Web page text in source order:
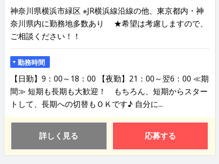
神奈川県横浜市緑区 ※JR横浜線沿線の他、東京都内・神
奈川県内に勤務地多数あり ★希望は考慮しますので、
ご相談ください！！
勤務時間
【日勤】9：00～18：00 【夜勤】21：00～翌6：00 ≪期
間≫ 短期も長期も大歓迎！ もちろん、短期からスター
トして、長期への切替もＯＫです♪ 自分に...
詳しく見る 応募する